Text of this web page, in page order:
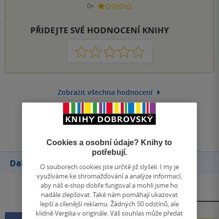
0×
1 hvezdička
PŘIDEJTE SVÉ HODNOCENÍ KNIHY
1 2 3 4 5
Zobrazit všechna hodnocení
Přidat hodnocení
Další knihy autora
Cookies a osobní údaje? Knihy to
potřebují.
O souborech cookies jste určitě již slyšeli. I my je
využíváme ke shromažďování a analýze informací,
aby náš e-shop dobře fungoval a mohli jsme ho
nadále zlepšovat. Také nám pomáhají ukazovat
lepší a cílenější reklamu. Žádných 50 odstínů, ale
klidně Vergilia v originále. Váš souhlas může předat